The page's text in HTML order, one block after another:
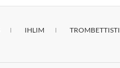
IHLIM TROMBETTISTI